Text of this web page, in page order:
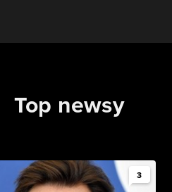
Top newsy
3